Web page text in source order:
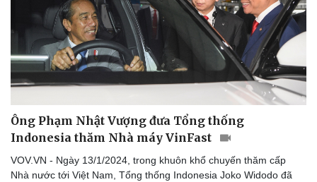
Nhi khoa
Nam khoa
Làm đẹp - giảm cân
Phòng mạch online
Ăn sạch sống khỏe
Ông Phạm Nhật Vượng đưa Tổng thống
Indonesia thăm Nhà máy VinFast
VOV.VN - Ngày 13/1/2024, trong khuôn khổ chuyến thăm cấp
Nhà nước tới Việt Nam, Tổng thống Indonesia Joko Widodo đã